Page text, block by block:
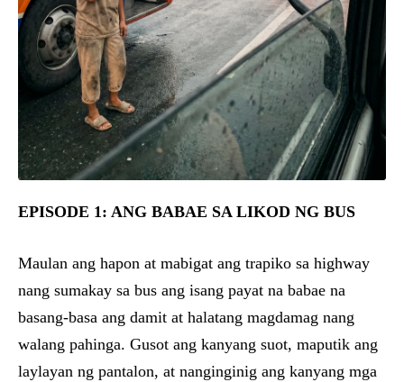
EPISODE 1: ANG BABAE SA LIKOD NG BUS
Maulan ang hapon at mabigat ang trapiko sa highway
nang sumakay sa bus ang isang payat na babae na
basang-basa ang damit at halatang magdamag nang
walang pahinga. Gusot ang kanyang suot, maputik ang
laylayan ng pantalon, at nanginginig ang kanyang mga